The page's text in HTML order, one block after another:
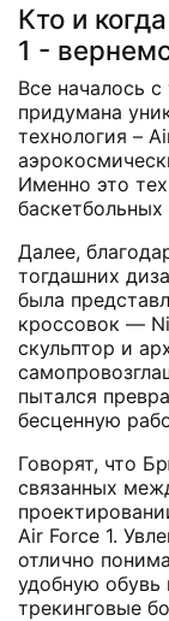
Кто и
1 -
Все началось
придумана
технология –
Именно это
Далее,
тогдашних
была
кроссовок —
скульптор и
пытался
бесценную
Говорят, что
связанных
Air Force 1.
отлично
удобную
трекинговые